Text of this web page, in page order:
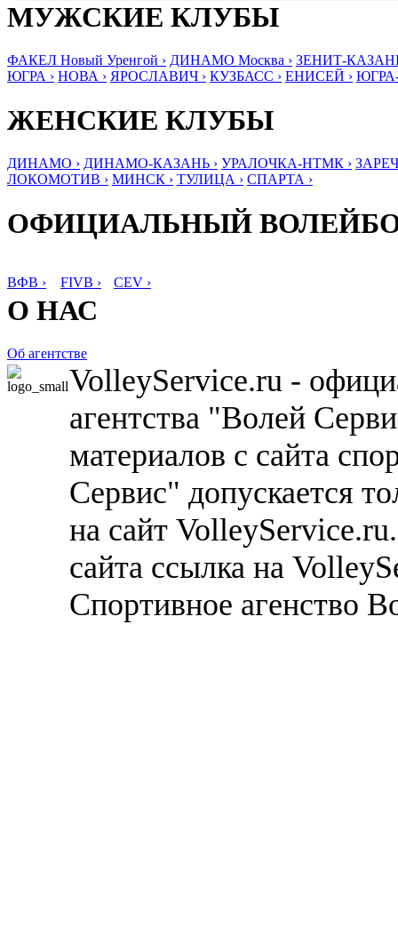
МУЖСКИЕ КЛУБЫ
ФАКЕЛ Новый Уренгой › ДИНАМО Москва › ЗЕНИТ-
ЮГРА › НОВА › ЯРОСЛАВИЧ › КУЗБАСС › ЕНИСЕЙ ›
ЖЕНСКИЕ КЛУБЫ
ДИНАМО › ДИНАМО-КАЗАНЬ › УРАЛОЧКА-НТМК ›
ЛОКОМОТИВ › МИНСК › ТУЛИЦА › СПАРТА ›
ОФИЦИАЛЬНЫЙ
ВФВ › FIVB › CEV ›
О НАС
Об агентстве
VolleyService.ru -
агентства "Волей
материалов с сайта
Сервис" допускается
на сайт
сайта ссылка на
Спортивное агенство